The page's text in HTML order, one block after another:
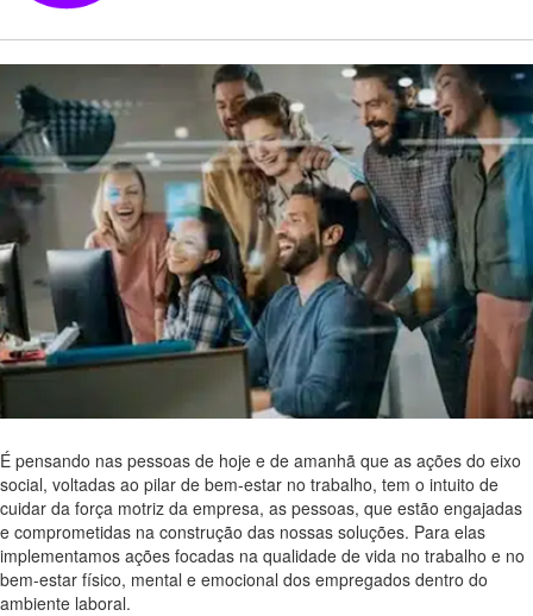
É pensando nas pessoas de hoje e de amanhã que as ações do eixo
social, voltadas ao pilar de bem-estar no trabalho, tem o intuito de
cuidar da força motriz da empresa, as pessoas, que estão engajadas
e comprometidas na construção das nossas soluções. Para elas
implementamos ações focadas na qualidade de vida no trabalho e no
bem-estar físico, mental e emocional dos empregados dentro do
ambiente laboral.